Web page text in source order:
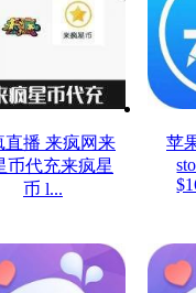
直播 来疯网来
币代充来疯星
币 l...
苹